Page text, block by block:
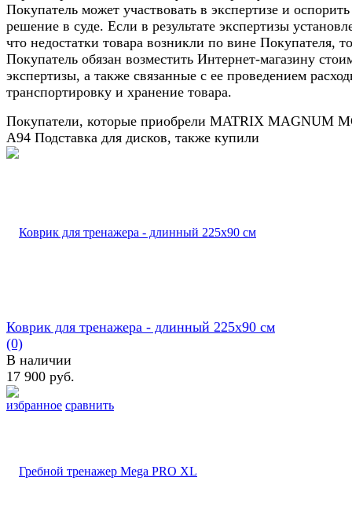
Покупатель может участвовать в экспертизе и оспорить
решение в суде. Если в результате экспертизы
что недостатки товара возникли по вине Покупателя, то
Покупатель обязан возместить Интернет-магазину
экспертизы, а также связанные с ее проведением
транспортировку и хранение товара.
Покупатели, которые приобрели MATRIX MAGNUM
A94 Подставка для дисков, также купили
избранное сравнить
Коврик для тренажера - длинный 225х90 см
(0)
В наличии
17 900 руб.